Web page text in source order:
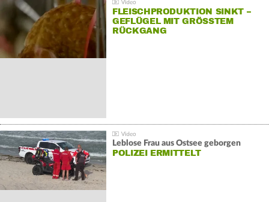
FLEISCHPRODUKTION SINKT –
GEFLÜGEL MIT GRÖSSTEM R
ÜCKGANG
Leblose Frau aus Ostsee geborgen
POLIZEI ERMITTELT